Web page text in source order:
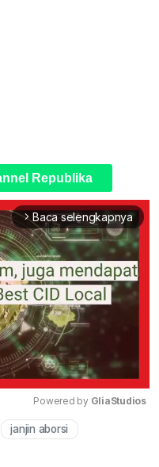
Republika
arrow_forward_ios Baca selengkapnya
Powered by GliaStudios
janjin aborsi